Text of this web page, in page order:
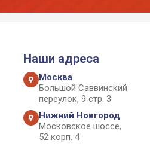
Наши адреса
Москва
Большой Саввинский
переулок, 9 стр. 3
Нижний Новгород
Московское шоссе,
52 корп. 4